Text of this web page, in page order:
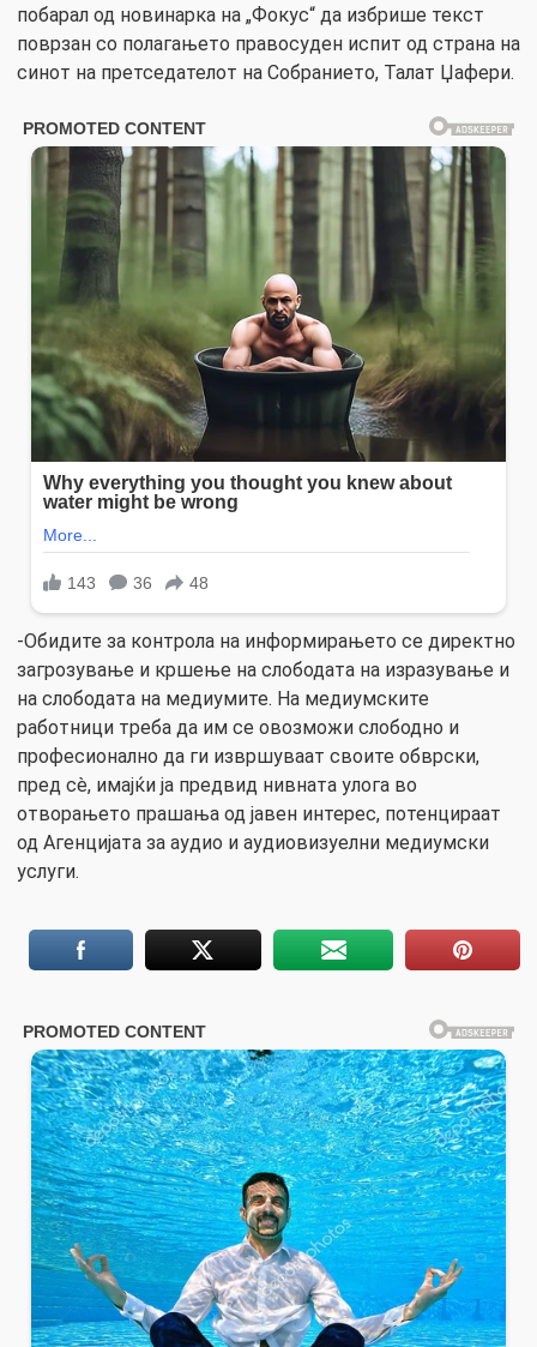
побарал од новинарка на „Фокус“ да избрише текст
поврзан со полагањето правосуден испит од страна на
синот на претседателот на Собранието, Талат Џафери.
-Обидите за контрола на информирањето се директно
загрозување и кршење на слободата на изразување и
на слободата на медиумите. На медиумските
работници треба да им се овозможи слободно и
професионално да ги извршуваат своите обврски,
пред сè, имајќи ја предвид нивната улога во
отворањето прашања од јавен интерес, потенцираат
од Агенцијата за аудио и аудиовизуелни медиумски
услуги.